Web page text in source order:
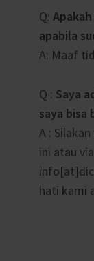
Q:
apabila
A: Maaf
Q : Saya
saya bisa
A :
ini atau
hati kami